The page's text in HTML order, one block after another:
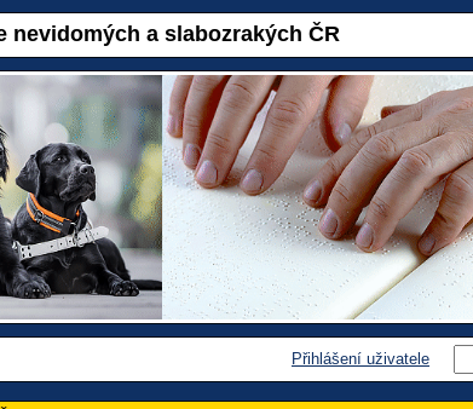
nevidomých a slabozrakých ČR
Přihlášení uživatele